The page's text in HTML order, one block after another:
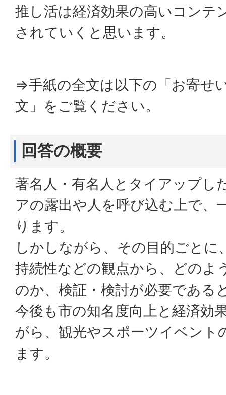
推し活は経済効果の高いコンテ
されていくと思います。
⇒手紙の全文は以下の「お寄せ
文」をご覧ください。
回答の概要
著名人・有名人とタイアップし
アの露出や人を呼び込む上で、
ります。
しかしながら、その目的ごとに
持続性などの観点から、どのよ
のか、検証・検討が必要である
今後も市の知名度向上と経済効
がら、観光やスポーツイベント
ます。